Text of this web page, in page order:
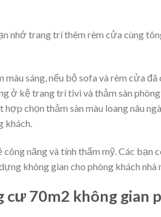
nhớ trang trí thêm rèm cửa cùng
sáng, nếu bộ sofa và rèm cửa đã
ở kệ trang trí tivi và thảm sàn
chọn thảm sàn màu loang nâu
năng và tính thẩm mỹ. Các bạn
không gian cho phòng khách nhà
70m2 không gian